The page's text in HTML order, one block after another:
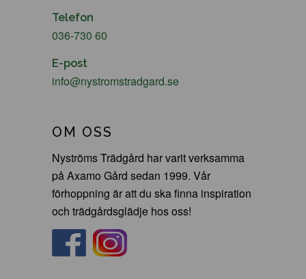
Telefon
036-730 60
E-post
info@nystromstradgard.se
OM OSS
Nyströms Trädgård har varit verksamma
på Axamo Gård sedan 1999. Vår
förhoppning är att du ska finna inspiration
och trädgårdsglädje hos oss!